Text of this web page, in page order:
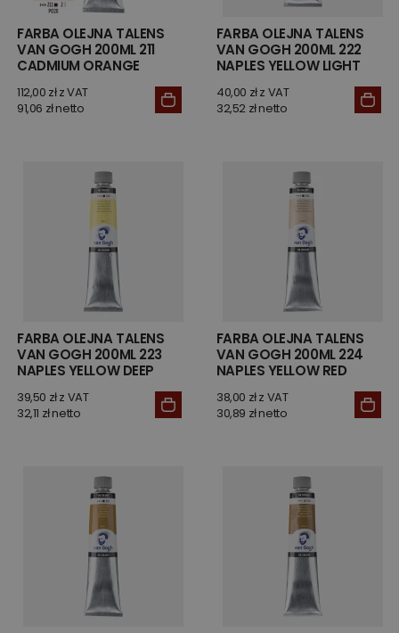
FARBA OLEJNA TALENS
VAN GOGH 200ML 211
CADMIUM ORANGE
112,00 zł z VAT
91,06 zł netto
FARBA OLEJNA TALENS
VAN GOGH 200ML 222
NAPLES YELLOW LIGHT
40,00 zł z VAT
32,52 zł netto
FARBA OLEJNA TALENS
VAN GOGH 200ML 223
NAPLES YELLOW DEEP
39,50 zł z VAT
32,11 zł netto
FARBA OLEJNA TALENS
VAN GOGH 200ML 224
NAPLES YELLOW RED
38,00 zł z VAT
30,89 zł netto